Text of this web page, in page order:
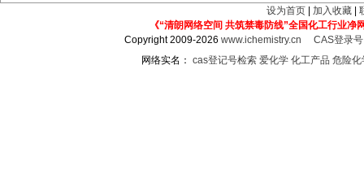
设为首页 加入收藏
《“清朗网络空间 共筑禁毒防线”全国化工行业净
Copyright 2009-2026www.ichemistry.cn
CAS登录
网络实名： cas登记号检索 爱化学 化工产品 危险化